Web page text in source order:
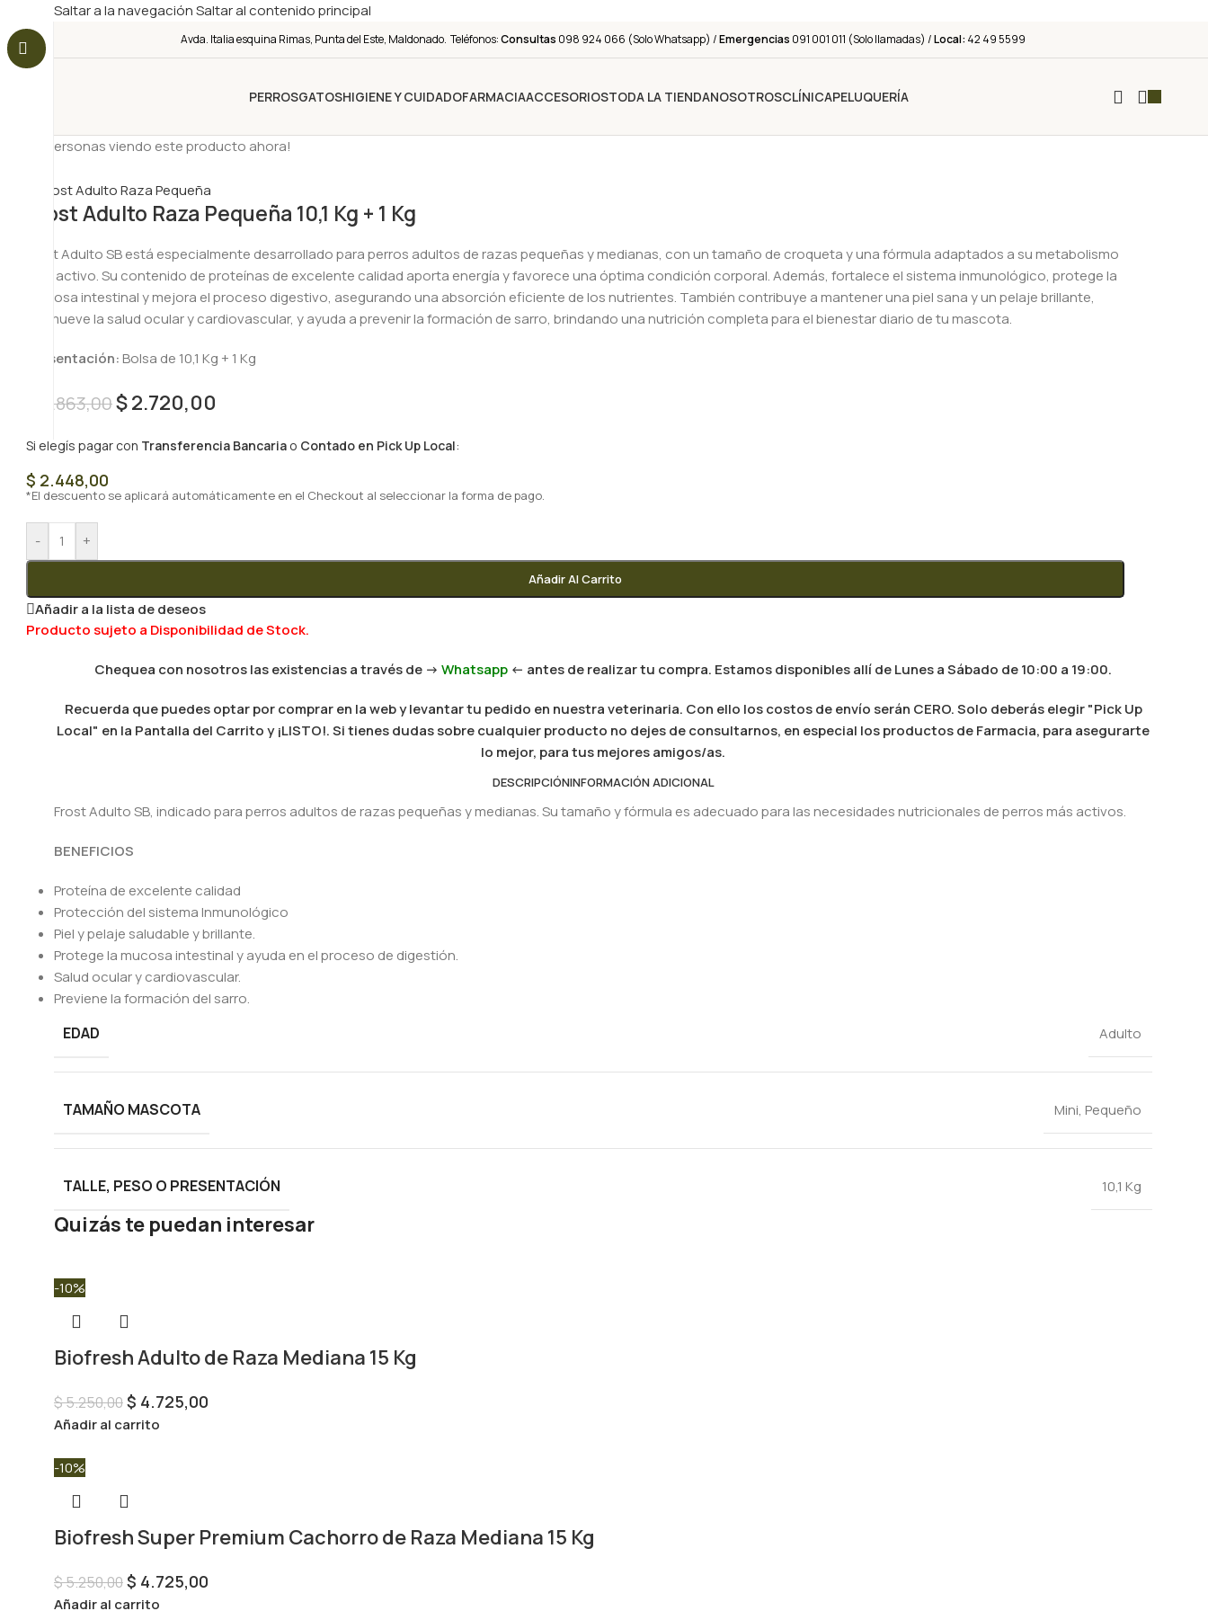
Saltar a la navegaciónSaltar al contenido principal
Avda. Italia esquina Rimas, Punta del Este, Maldonado. Teléfonos:Consultas 098 924 066 (Solo Whatsapp) /Emergencias 091 001 011 (Solo llamadas) /Local: 42 49 5599
PERROSGATOSHIGIENE Y CUIDADOFARMACIAACCESORIOSTODA LA TIENDANOSOTROSCLÍNICAPELUQUERÍA
¡Personas viendo este producto ahora!
Frost Adulto Raza Pequeña 10,1 Kg + 1 Kg
Frost Adulto SB está especialmente desarrollado para perros adultos de razas pequeñas y medianas, con un tamaño de croqueta y una fórmula adaptados a su metabolismo
más activo. Su contenido de proteínas de excelente calidad aporta energía y favorece una óptima condición corporal. Además, fortalece el sistema inmunológico, protege la
mucosa intestinal y mejora el proceso digestivo, asegurando una absorción eficiente de los nutrientes. También contribuye a mantener una piel sana y un pelaje brillante,
promueve la salud ocular y cardiovascular, y ayuda a prevenir la formación de sarro, brindando una nutrición completa para el bienestar diario de tu mascota.
Presentación:Bolsa de 10,1 Kg + 1 Kg
2.863,00$2.720,00
Si elegís pagar con Transferencia Bancaria o Contado en Pick Up Local:
$ 2.448,00
*El descuento se aplicará automáticamente en el Checkout al seleccionar la forma de pago.
- +
Añadir Al Carrito
Añadir a la lista de deseos
Producto sujeto a Disponibilidad de Stock.
Chequea con nosotros las existencias a través de -> Whatsapp <- antes de realizar tu compra. Estamos disponibles allí de Lunes a Sábado de 10:00 a 19:00.
Recuerda que puedes optar por comprar en la web y levantar tu pedido en nuestra veterinaria. Con ello los costos de envío serán CERO. Solo deberás elegir "Pick Up
Local" en la Pantalla del Carrito y ¡LISTO!. Si tienes dudas sobre cualquier producto no dejes de consultarnos, en especial los productos de Farmacia, para asegurarte
lo mejor, para tus mejores amigos/as.
DESCRIPCIÓNINFORMACIÓN ADICIONAL
Frost Adulto SB, indicado para perros adultos de razas pequeñas y medianas. Su tamaño y fórmula es adecuado para las necesidades nutricionales de perros más activos.
BENEFICIOS
Proteína de excelente calidad
Protección del sistema Inmunológico
Piel y pelaje saludable y brillante.
Protege la mucosa intestinal y ayuda en el proceso de digestión.
Salud ocular y cardiovascular.
Previene la formación del sarro.
EDAD Adulto
TAMAÑO MASCOTA Mini, Pequeño
TALLE, PESO O PRESENTACIÓN 10,1 Kg
Quizás te puedan interesar
-10%
Biofresh Adulto de Raza Mediana 15 Kg
$5.250,00$ 4.725,00
Añadir al carrito
-10%
Biofresh Super Premium Cachorro de Raza Mediana 15 Kg
$5.250,00$ 4.725,00
Añadir al carrito